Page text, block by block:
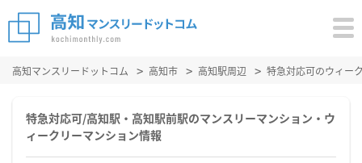
高知マンスリードットコム 高知市 高知駅周辺 特急対応可のウィー
特急対応可/高知駅・高知駅前駅のマンスリーマンション・ウ
ィークリーマンション情報